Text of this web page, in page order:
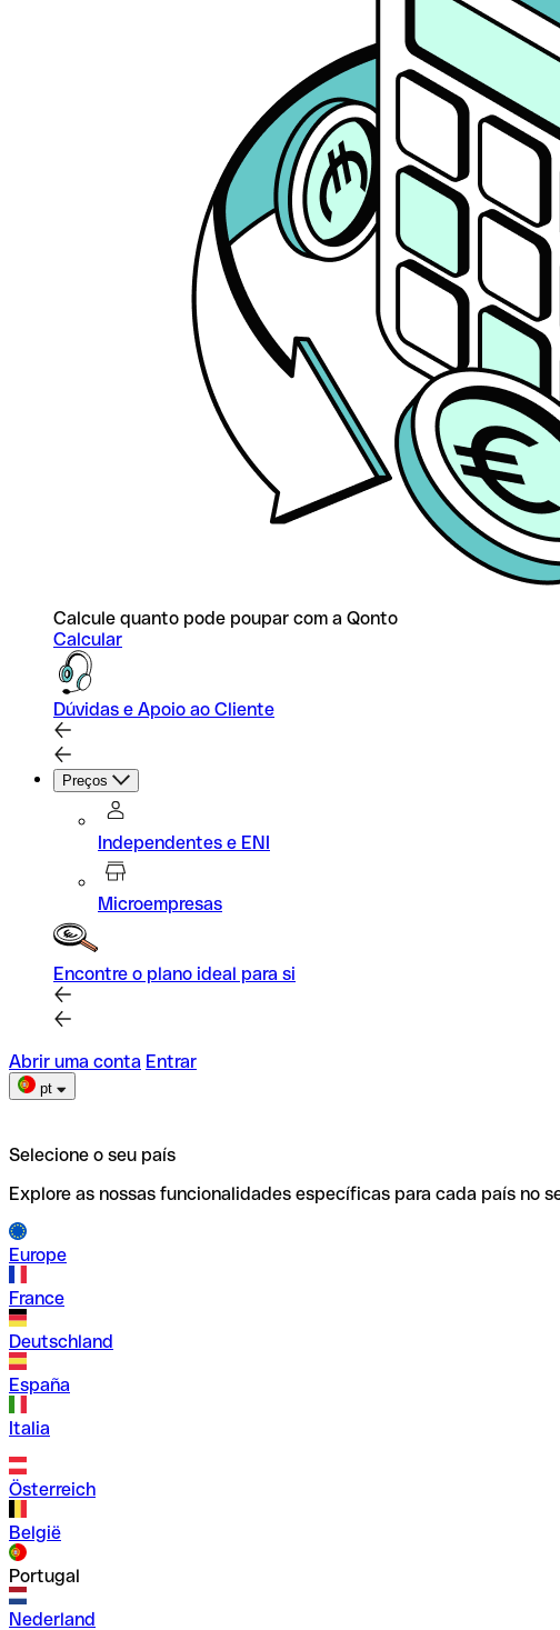
Calcule quanto pode poupar com a Qonto
Calcular
Dúvidas e Apoio ao Cliente
Preços
Independentes e ENI
Microempresas
Encontre o plano ideal para si
Abrir uma conta Entrar
pt
Selecione o seu país
Explore as nossas funcionalidades específicas para cada país no
Europe
France
Deutschland
España
Italia
Österreich
België
Portugal
Nederland